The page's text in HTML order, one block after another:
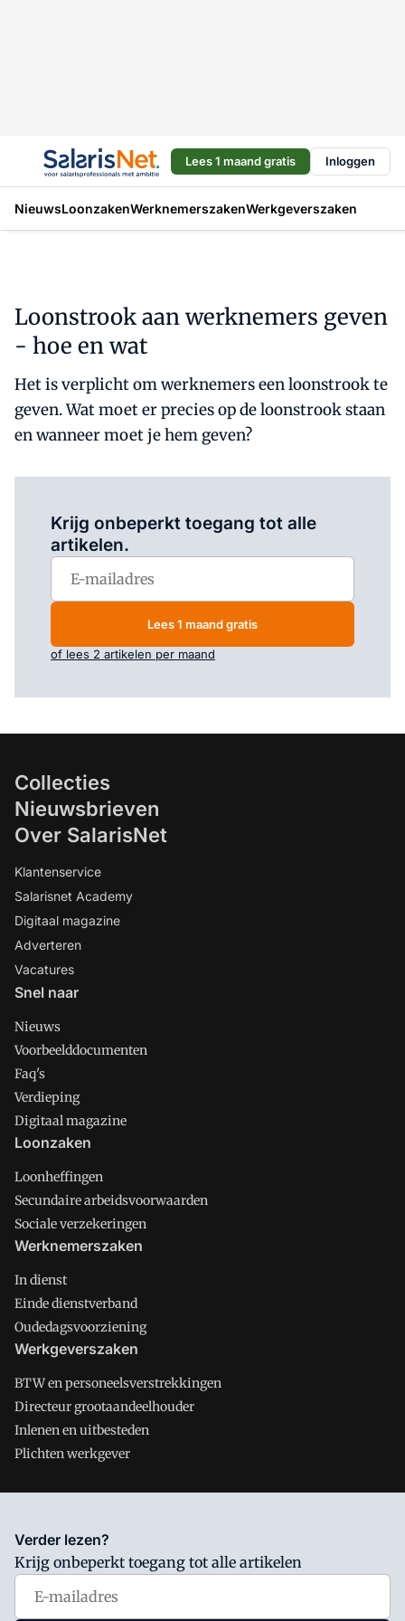
Lees 1 maand gratis Inloggen
NieuwsLoonzakenWerknemerszakenWerkgeverszaken
Loonstrook aan werknemers geven
- hoe en wat
Het is verplicht om werknemers een loonstrook te
geven. Wat moet er precies op de loonstrook staan
en wanneer moet je hem geven?
Krijg onbeperkt toegang tot alle
artikelen.
Lees 1 maand gratis
of lees 2 artikelen per maand
Collecties
Nieuwsbrieven
Over SalarisNet
Klantenservice
Salarisnet Academy
Digitaal magazine
Adverteren
Vacatures
Snel naar
Nieuws
Voorbeelddocumenten
Faq's
Verdieping
Digitaal magazine
Loonzaken
Loonheffingen
Secundaire arbeidsvoorwaarden
Sociale verzekeringen
Werknemerszaken
In dienst
Einde dienstverband
Oudedagsvoorziening
Werkgeverszaken
BTW en personeelsverstrekkingen
Directeur grootaandeelhouder
Inlenen en uitbesteden
Plichten werkgever
Salarisnet is onderdeel van VMN media. Lees in
waar VMN media voor staat. Op gebruik van deze site zijn de
volgende regelingen van toepassing:Algemene Voorwaarden
Privacy en Cookie beleid
Verder lezen?
Krijg onbeperkt toegang tot alle artikelen